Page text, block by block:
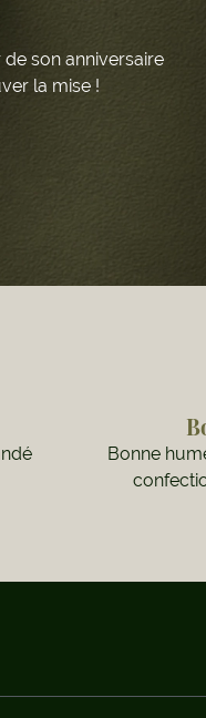
son anniversaire
la mise !
Bonne